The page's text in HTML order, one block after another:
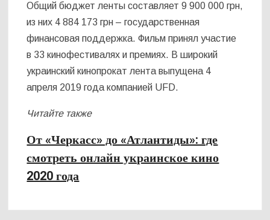
Общий бюджет ленты составляет 9 900 000 грн,
из них 4 884 173 грн – государственная
финансовая поддержка. Фильм принял участие
в 33 кинофестивалях и премиях. В широкий
украинский кинопрокат лента выпущена 4
апреля 2019 года компанией UFD.
Читайте также
От «Черкасс» до «Атлантиды»: где
смотреть онлайн украинское кино
2020 года